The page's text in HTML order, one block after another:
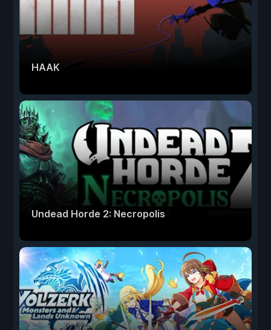
HAAK
Undead Horde 2: Necropolis